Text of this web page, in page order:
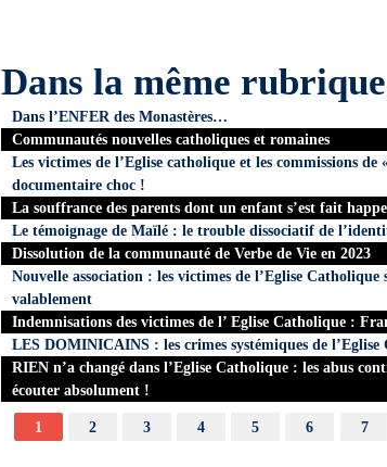
Dans la même
Dans l’ENFER des Monastères…
Communautés nouvelles catholiques et romaines
Les victimes de l’Eglise catholique et les commissions
documentaire choc !
La souffrance des parents dont un enfant s’est fait
Le témoignage de Maïlé : le trouble dissociatif de
Dissolution de la communauté de Verbe de Vie en 2023
Nouvelle association : les victimes de l’Eglise Catholique
valablement
Indemnisations des victimes de l’ Eglise Catholique :
LES DOMINICAINS : les crimes systémiques de
RIEN n’a changé dans l’Eglise Catholique : les abus
écouter absolument !
1 2 3 4 5 6 7